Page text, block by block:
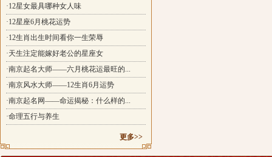
·12星女最具哪种女人味
·12星座6月桃花运势
·12生肖出生时间看你一生荣辱
·天生注定能嫁好老公的星座女
·南京起名大师——六月桃花运最旺的...
·南京风水大师——12生肖6月运势
·南京起名网——命运揭秘：什么样的...
·命理五行与养生
更多>>